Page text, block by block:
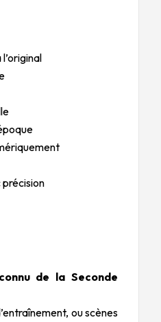
de la Seconde
ou scènes